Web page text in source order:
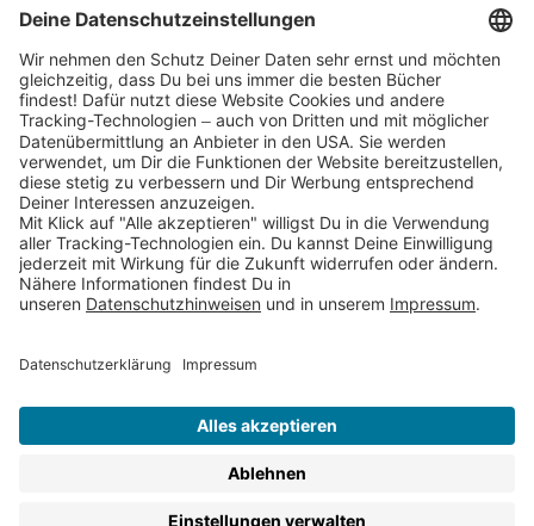
Partnerprogramm (Affiliate)
Folge uns auf
* Versandkostenfrei ab 9,00 € Bestellwert innerhalb
Deutschlands
** Lieferzeit 1-3 Werktage innerhalb Deutschlands
Thienemann-Esslinger Verlag GmbH, Blumenstraße 36, D-70182